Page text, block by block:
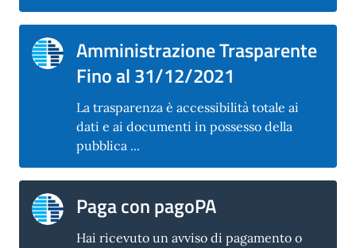
Amministrazione Trasparente
Fino al 31/12/2021
La trasparenza è accessibilità totale ai
dati e ai documenti in possesso della
pubblica ...
Paga con pagoPA
Hai ricevuto un avviso di pagamento o